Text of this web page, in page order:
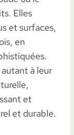
Elles
et surfaces,
en
à leur
et
et durable.